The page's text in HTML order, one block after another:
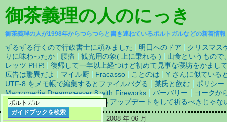
御茶義理の人のにっき
御茶義理の人が1998年からつらつらと書き連ねているポルトガルなどの新着情報
ずるずる行くので行政書士に頼みました 明日へのドア
クリスマス
りに味わったか
腰痛 観光用の象( 上に乗れる )
山食というもので
レッツ PHP!
復帰して一年以上経つけど初めて見事な寝坊をかまし
広告は驚異だよ
マイル厨 Fracasso ことのは
Y さんに似ている
UTF-8 をメモ帳で編集するとファイルバグる
某氏と飲む ポリシー
Macromedia Dreamweaver 8 with Fireworks バーバリー
ヨークか
い簡単レシピ
| リモートで BIOS アップデートをして祈るべきじゃな
2008 年 06 月